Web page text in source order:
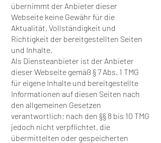
übernimmt der Anbieter dieser
Webseite keine Gewähr für die
Aktualität, Vollständigkeit und
Richtigkeit der bereitgestellten Seiten
und Inhalte.
Als Diensteanbieter ist der Anbieter
dieser Webseite gemäß § 7 Abs. 1 TMG
für eigene Inhalte und bereitgestellte
Informationen auf diesen Seiten nach
den allgemeinen Gesetzen
verantwortlich; nach den §§ 8 bis 10 TMG
jedoch nicht verpflichtet, die
übermittelten oder gespeicherten